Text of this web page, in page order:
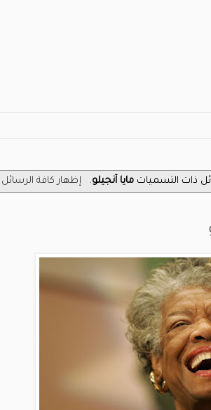
ذات التسمياتمايا آنجيلو. إظهار كافة الرسائل